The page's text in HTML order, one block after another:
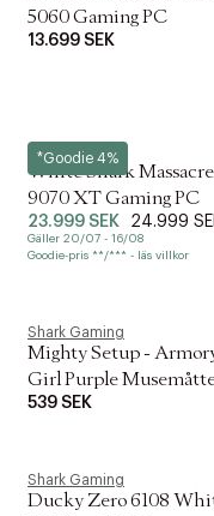
5060 Gaming PC
13.699 SEK
*Goodie 4%
Shark Gaming
White Shark Massacre
9070 XT Gaming PC
23.999 SEK 24.999
Gäller 20/07 - 16/08
Goodie-pris **/*** - läs villkor
Shark Gaming
Mighty Setup -
Girl Purple
539 SEK
Shark Gaming
Ducky Zero 6108